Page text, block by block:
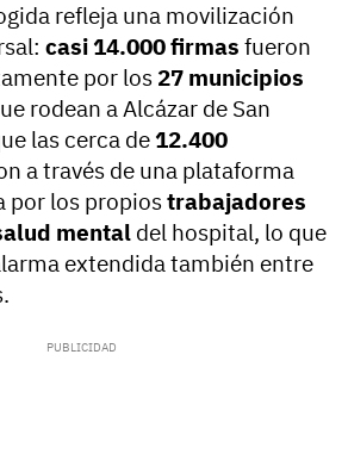
refleja una movilización
casi 14.000 firmas fueron
por los 27 municipios
rodean a Alcázar de San
las cerca de 12.400
a través de una plataforma
por los propiostrabajadores
mental del hospital, lo que
extendida también entre